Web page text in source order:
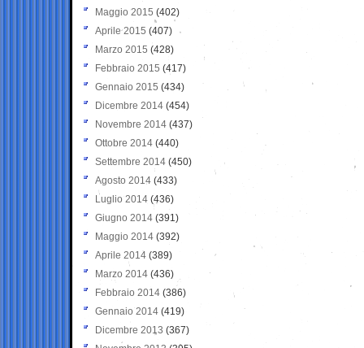
Maggio 2015 (402)
Aprile 2015 (407)
Marzo 2015 (428)
Febbraio 2015 (417)
Gennaio 2015 (434)
Dicembre 2014 (454)
Novembre 2014 (437)
Ottobre 2014 (440)
Settembre 2014 (450)
Agosto 2014 (433)
Luglio 2014 (436)
Giugno 2014 (391)
Maggio 2014 (392)
Aprile 2014 (389)
Marzo 2014 (436)
Febbraio 2014 (386)
Gennaio 2014 (419)
Dicembre 2013 (367)